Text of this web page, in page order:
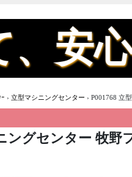
› 立型マシニングセンター › P001768 立
ングセンター 牧野